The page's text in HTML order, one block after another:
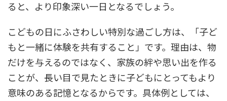
ると、より印象深い一日となるでしょう。
こどもの日にふさわしい特別な過ごし方は、「子ど
もと一緒に体験を共有すること」です。理由は、物
だけを与えるのではなく、家族の絆や思い出を作る
ことが、長い目で見たときに子どもにとってもより
意味のある記憶となるからです。具体例としては、